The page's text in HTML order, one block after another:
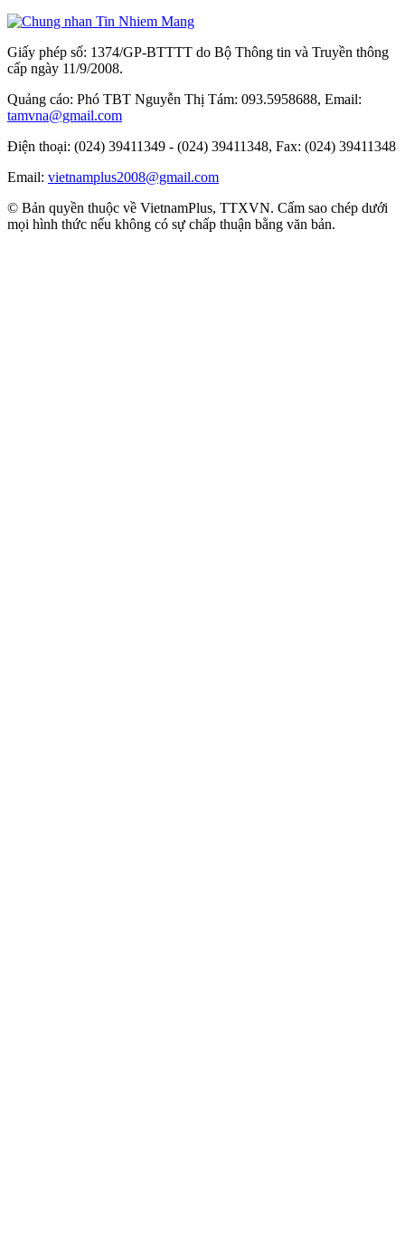
Giấy phép số: 1374/GP-BTTTT do Bộ Thông tin và Truyền thông
cấp ngày 11/9/2008.
Quảng cáo: Phó TBT Nguyễn Thị Tám: 093.5958688, Email:
tamvna@gmail.com
Điện thoại: (024) 39411349 - (024) 39411348, Fax: (024) 39411348
Email: vietnamplus2008@gmail.com
© Bản quyền thuộc về VietnamPlus, TTXVN. Cấm sao chép dưới
mọi hình thức nếu không có sự chấp thuận bằng văn bản.